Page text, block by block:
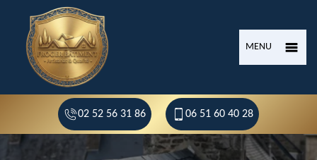
MENU
02 52 56 31 86 06 51 60 40 28